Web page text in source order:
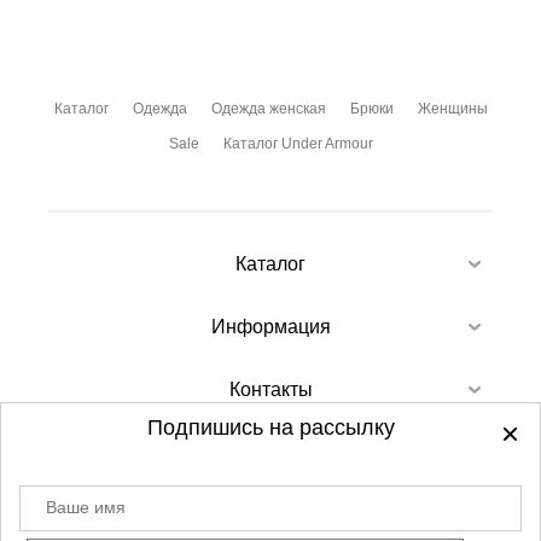
Каталог Одежда Одежда женская Брюки Женщины
Sale Каталог Under Armour
Каталог
Информация
Контакты
©2012-2026 - Sellgroup.ru - все права
Подпишись на рассылку
Ваше имя